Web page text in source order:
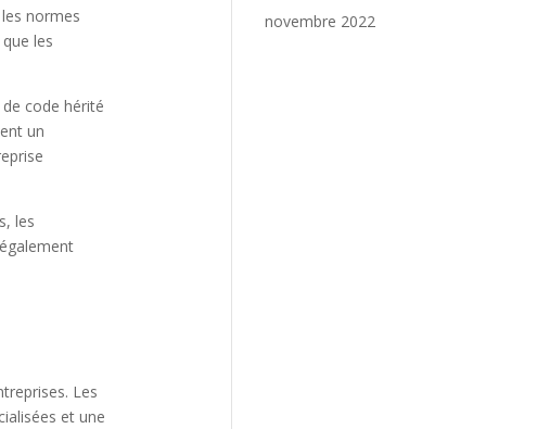
normes
les
code hérité
un
les
Les
et une
novembre 2022